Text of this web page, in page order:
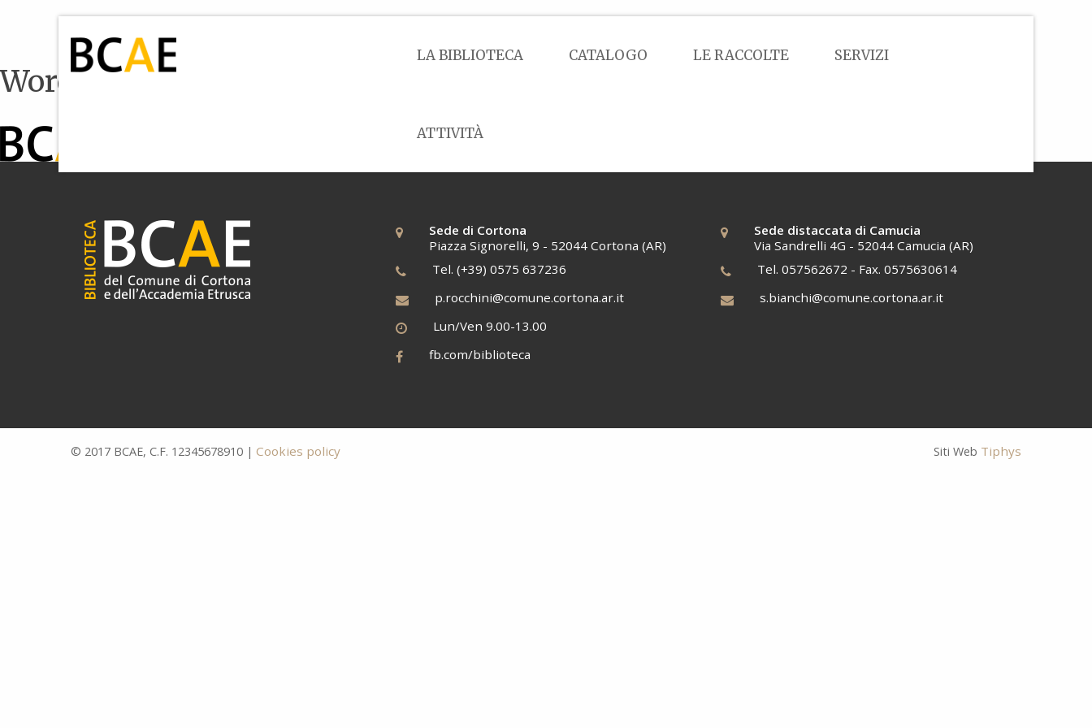
LA BIBLIOTECA CATALOGO LE RACCOLTE SERVIZI
ATTIVITÀ
WordPress seed theme
Sede di Cortona
Piazza Signorelli, 9 - 52044 Cortona (AR)
Tel. (+39) 0575 637236
p.rocchini@comune.cortona.ar.it
Lun/Ven 9.00-13.00
fb.com/biblioteca
Sede distaccata di Camucia
Via Sandrelli 4G - 52044 Camucia (AR)
Tel. 057562672 - Fax. 0575630614
s.bianchi@comune.cortona.ar.it
© 2017 BCAE, C.F. 12345678910 | Cookies policy Siti Web Tiphys